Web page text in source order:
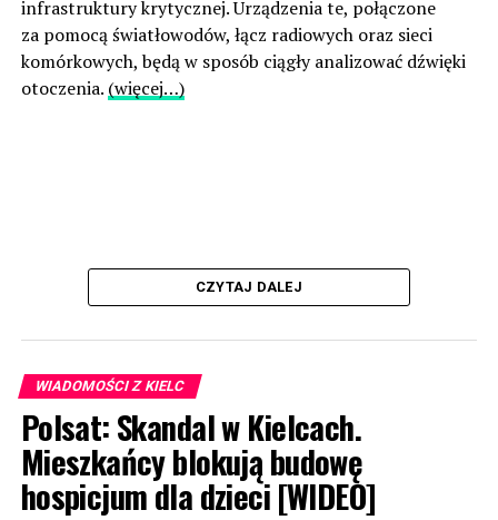
infrastruktury krytycznej. Urządzenia te, połączone
za pomocą światłowodów, łącz radiowych oraz sieci
komórkowych, będą w sposób ciągły analizować dźwięki
otoczenia. (więcej…)
CZYTAJ DALEJ
WIADOMOŚCI Z KIELC
Polsat: Skandal w Kielcach.
Mieszkańcy blokują budowę
hospicjum dla dzieci [WIDEO]